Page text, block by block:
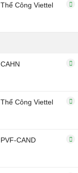
Thể Công Viettel
CAHN
Thể Công Viettel
PVF-CAND